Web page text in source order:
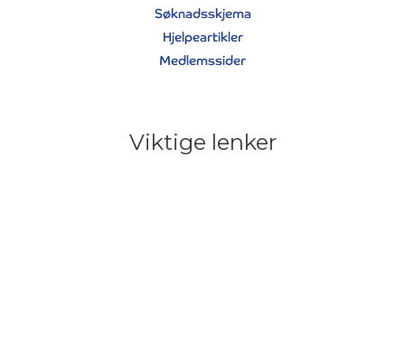
Søknadsskjema
Hjelpeartikler
Medlemssider
Viktige lenker